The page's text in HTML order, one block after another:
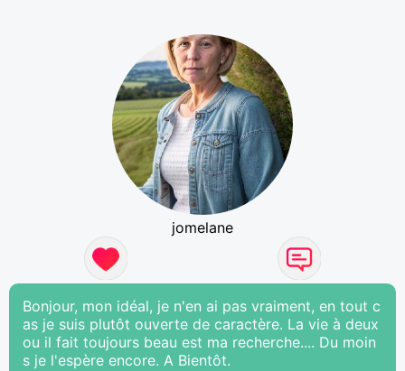
jomelane
Bonjour, mon idéal, je n'en ai pas vraiment, en tout c
as je suis plutôt ouverte de caractère. La vie à deux
ou il fait toujours beau est ma recherche.... Du moin
s je l'espère encore. A Bientôt.